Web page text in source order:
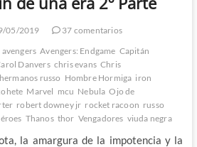
05/2019
37 comentarios
avengers Avengers: Endgame Capitán
Danvers chris evans Chris
hermanos russo Hombre Hormiga iron
Marvel mcu Nebula Ojo de
robert downey jr rocket racoon russo
Thanos thor Vengadores viuda negra
la amargura de la impotencia y la